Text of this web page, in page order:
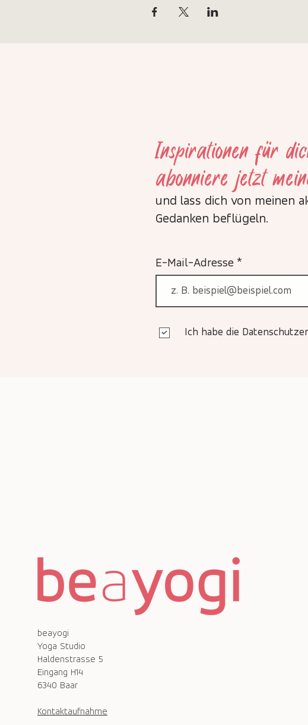
Inspirationen für
abonniere jetzt
und lass dich von meinen
Gedanken beflügeln.
E-Mail-Adresse
Ich habe die
beayogi
Yoga Studio
Haldenstrasse 5
Eingang H14
6340 Baar
Kontaktaufnahme